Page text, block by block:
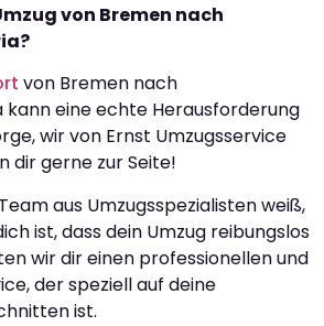
von Bremen nach
von Bremen nach
eine echte Herausforderung
wir von Ernst Umzugsservice
dir gerne zur Seite!
aus Umzugsspezialisten weiß,
ist, dass dein Umzug reibungslos
wir dir einen professionellen und
der speziell auf deine
ist.